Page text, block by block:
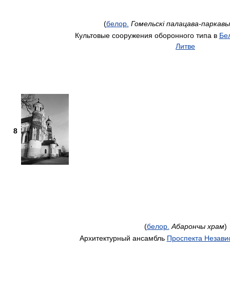
(белор. Гомельскі палацава-
8
Культовые сооружения оборонного типа в
Литве
(белор. Абарончы храм)
Архитектурный ансамбль Проспекта